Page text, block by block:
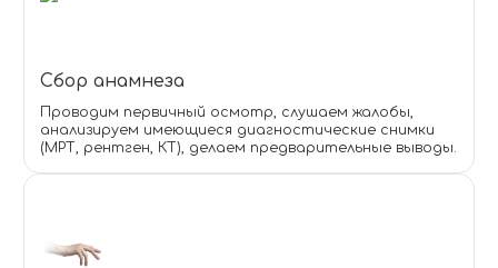
Сбор анамнеза
Проводим первичный осмотр, слушаем жалобы,
анализируем имеющиеся диагностические снимки
(МРТ, рентген, КТ), делаем предварительные выводы.